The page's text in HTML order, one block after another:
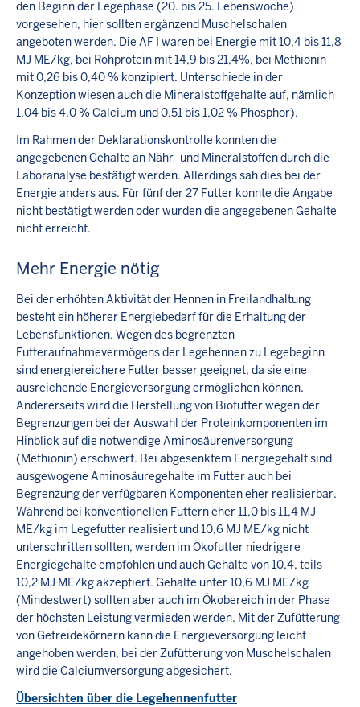
den Beginn der Legephase (20. bis 25. Lebenswoche)
vorgesehen, hier sollten ergänzend Muschelschalen
angeboten werden. Die AF I waren bei Energie mit 10,4 bis 11,8
MJ ME/kg, bei Rohprotein mit 14,9 bis 21,4%, bei Methionin
mit 0,26 bis 0,40 % konzipiert. Unterschiede in der
Konzeption wiesen auch die Mineralstoffgehalte auf, nämlich
1,04 bis 4,0 % Calcium und 0,51 bis 1,02 % Phosphor).
Im Rahmen der Deklarationskontrolle konnten die
angegebenen Gehalte an Nähr- und Mineralstoffen durch die
Laboranalyse bestätigt werden. Allerdings sah dies bei der
Energie anders aus. Für fünf der 27 Futter konnte die Angabe
nicht bestätigt werden oder wurden die angegebenen Gehalte
nicht erreicht.
Mehr Energie nötig
Bei der erhöhten Aktivität der Hennen in Freilandhaltung
besteht ein höherer Energiebedarf für die Erhaltung der
Lebensfunktionen. Wegen des begrenzten
Futteraufnahmevermögens der Legehennen zu Legebeginn
sind energiereichere Futter besser geeignet, da sie eine
ausreichende Energieversorgung ermöglichen können.
Andererseits wird die Herstellung von Biofutter wegen der
Begrenzungen bei der Auswahl der Proteinkomponenten im
Hinblick auf die notwendige Aminosäurenversorgung
(Methionin) erschwert. Bei abgesenktem Energiegehalt sind
ausgewogene Aminosäuregehalte im Futter auch bei
Begrenzung der verfügbaren Komponenten eher realisierbar.
Während bei konventionellen Futtern eher 11,0 bis 11,4 MJ
ME/kg im Legefutter realisiert und 10,6 MJ ME/kg nicht
unterschritten sollten, werden im Ökofutter niedrigere
Energiegehalte empfohlen und auch Gehalte von 10,4, teils
10,2 MJ ME/kg akzeptiert. Gehalte unter 10,6 MJ ME/kg
(Mindestwert) sollten aber auch im Ökobereich in der Phase
der höchsten Leistung vermieden werden. Mit der Zufütterung
von Getreidekörnern kann die Energieversorgung leicht
angehoben werden, bei der Zufütterung von Muschelschalen
wird die Calciumversorgung abgesichert.
Übersichten über die Legehennenfutter